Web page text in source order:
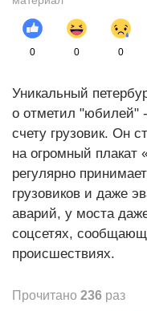
0 0 0
Уникальный
о отметил "юбилей"
счету грузовик. Он
на огромный плакат
регулярно
грузовиков и даже
аварий, у моста
соцсетях,
происшествиях.
Прочитано 236 раз